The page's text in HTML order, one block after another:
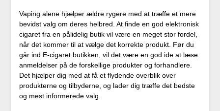
Vaping alene hjælper ældre rygere med at træffe et mere
bevidst valg om deres helbred. At finde en god elektronisk
cigaret fra en pålidelig butik vil være en meget stor fordel,
når det kommer til at vælge det korrekte produkt. Før du
går ind E-cigaret butikken, vil det være en god ide at læse
anmeldelser på de forskellige produkter og forhandlere.
Det hjælper dig med at få et flydende overblik over
produkterne og tilbyderne, og lader dig træffe det bedste
og mest informerede valg.